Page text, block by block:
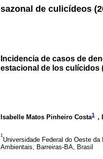
sazonal de culicídeos
Incidencia de casos de
estacional de los culícidos
Isabelle Matos Pinheiro Costa1 ,
1
Universidade Federal do Oeste
Ambientais, Barreiras-BA, Brasil